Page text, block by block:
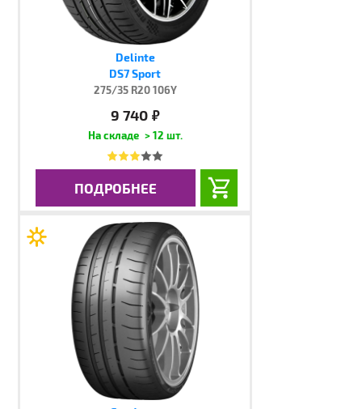
Delinte
DS7 Sport
275/35 R20 106Y
9 740 руб.
> 12 шт.
ПОДРОБНЕЕ